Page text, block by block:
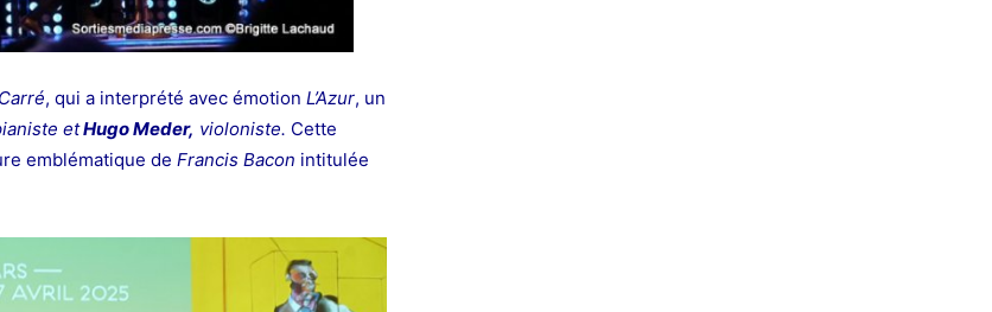
, qui a interprété avec émotion L’Azur, un
etHugo Meder, violoniste. Cette
emblématique de Francis Bacon intitulée